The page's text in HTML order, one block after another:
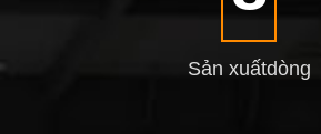
Sản xuấtdòng